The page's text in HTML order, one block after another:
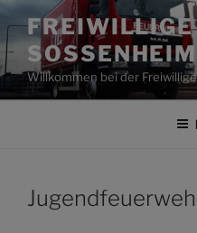
Zum
Inhalt
springen
FREIWILLIGE
SOSSENHEIM
Willkommen bei der